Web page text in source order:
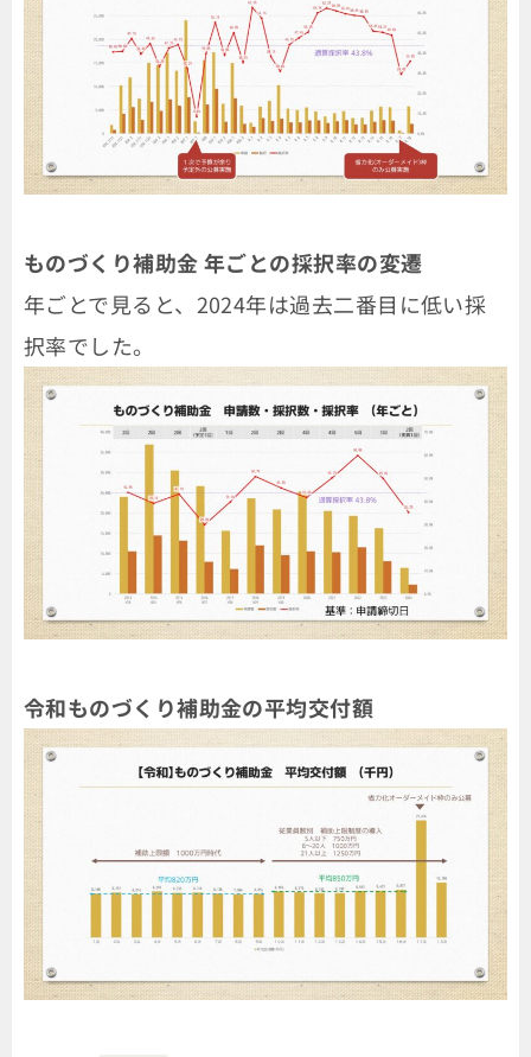
ものづくり補助金 年ごとの採択率の変遷
年ごとで見ると、2024年は過去二番目に低い採
択率でした。
令和ものづくり補助金の平均交付額